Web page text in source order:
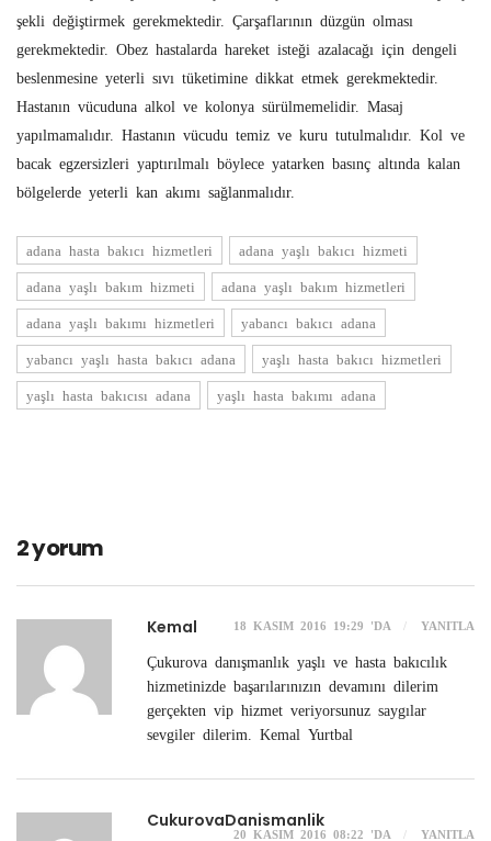
şekli değiştirmek gerekmektedir. Çarşaflarının düzgün olması
gerekmektedir. Obez hastalarda hareket isteği azalacağı için dengeli
beslenmesine yeterli sıvı tüketimine dikkat etmek gerekmektedir.
Hastanın vücuduna alkol ve kolonya sürülmemelidir. Masaj
yapılmamalıdır. Hastanın vücudu temiz ve kuru tutulmalıdır. Kol ve
bacak egzersizleri yaptırılmalı böylece yatarken basınç altında kalan
bölgelerde yeterli kan akımı sağlanmalıdır.
adana hasta bakıcı hizmetleri adana yaşlı bakıcı hizmeti
adana yaşlı bakım hizmeti adana yaşlı bakım hizmetleri
adana yaşlı bakımı hizmetleri yabancı bakıcı adana
yabancı yaşlı hasta bakıcı adana yaşlı hasta bakıcı hizmetleri
yaşlı hasta bakıcısı adana yaşlı hasta bakımı adana
2 yorum
Kemal 18 KASIM 2016 19:29 'DA YANITLA
Çukurova danışmanlık yaşlı ve hasta bakıcılık
hizmetinizde başarılarınızın devamını dilerim
gerçekten vip hizmet veriyorsunuz saygılar
sevgiler dilerim. Kemal Yurtbal
CukurovaDanismanlik
20 KASIM 2016 08:22 'DA YANITLA